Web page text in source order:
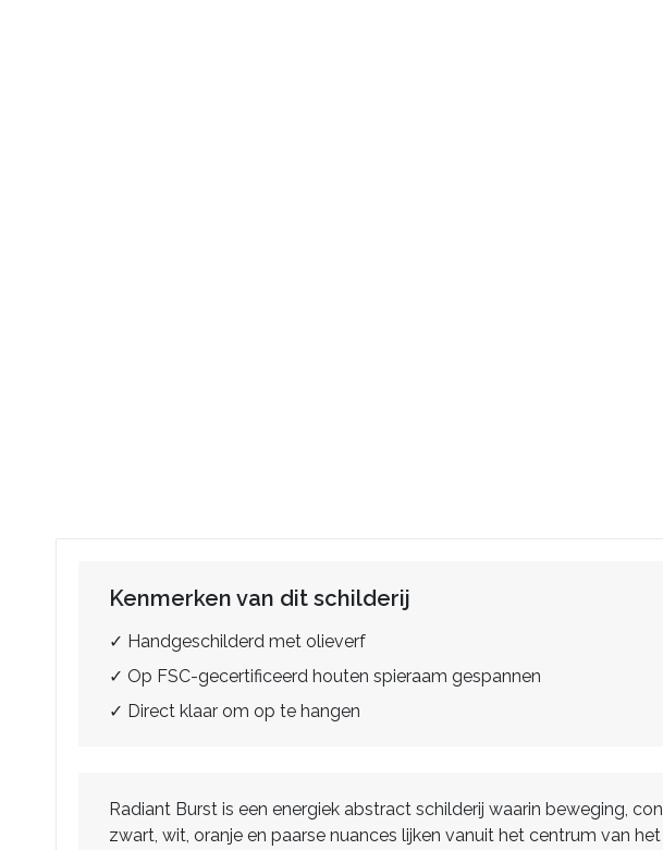
Kenmerken van dit schilderij
✓ Handgeschilderd met olieverf
✓ Op FSC-gecertificeerd houten spieraam gespannen
✓ Direct klaar om op te hangen
Radiant Burst is een energiek abstract schilderij waarin beweging,
zwart, wit, oranje en paarse nuances lijken vanuit het centrum van